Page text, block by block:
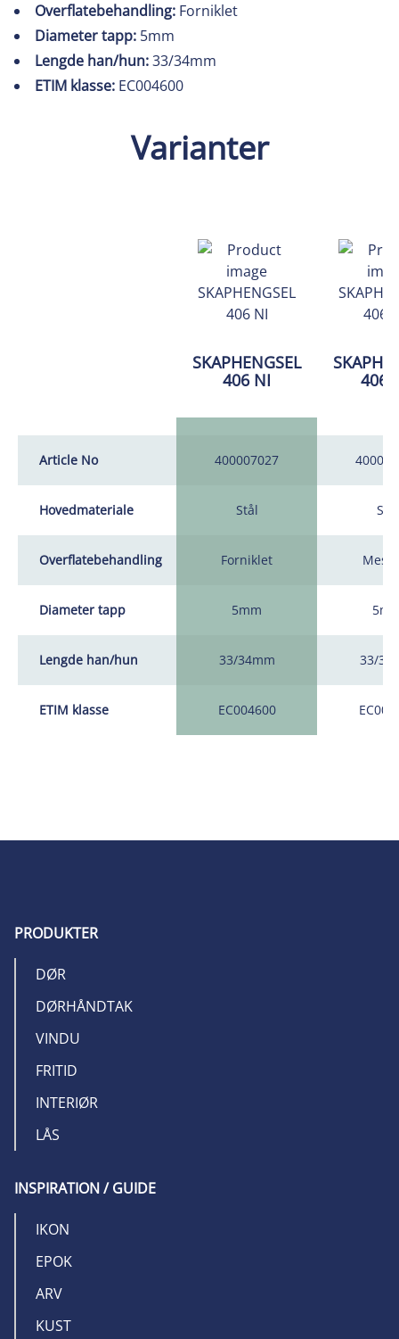
Overflatebehandling: Forniklet
Diameter tapp: 5mm
Lengde han/hun:33/34mm
ETIM klasse: EC004600
Varianter
Article No
Hovedmateriale
Overflatebehandling
Diameter tapp
Lengde han/hun
ETIM klasse
SKAPHENGSEL
406 NI
400007027
Stål
Forniklet
5mm
33/34mm
EC004600
406
Stål
33/
PRODUKTER
DØR
DØRHÅNDTAK
VINDU
FRITID
INTERIØR
LÅS
INSPIRATION / GUIDE
IKON
EPOK
ARV
KUST